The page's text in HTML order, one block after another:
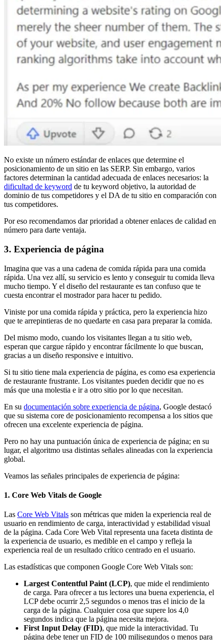
No existe un número estándar de enlaces que determine el
posicionamiento de un sitio en las SERP. Sin embargo, varios
factores determinan la cantidad adecuada de enlaces necesarios: la
dificultad de keyword de tu keyword objetivo, la autoridad de
dominio de tus competidores y el DA de tu sitio en comparación con
tus competidores.
Por eso recomendamos dar prioridad a obtener enlaces de calidad en
número para darte ventaja.
3. Experiencia de página
Imagina que vas a una cadena de comida rápida para una comida
rápida. Una vez allí, su servicio es lento y conseguir tu comida lleva
mucho tiempo. Y el diseño del restaurante es tan confuso que te
cuesta encontrar el mostrador para hacer tu pedido.
Viniste por una comida rápida y práctica, pero la experiencia hizo
que te arrepintieras de no quedarte en casa para preparar la comida.
Del mismo modo, cuando los visitantes llegan a tu sitio web,
esperan que cargue rápido y encontrar fácilmente lo que buscan,
gracias a un diseño responsive e intuitivo.
Si tu sitio tiene mala experiencia de página, es como esa experiencia
de restaurante frustrante. Los visitantes pueden decidir que no es
más que una molestia e ir a otro sitio por lo que necesitan.
En su documentación sobre experiencia de página, Google destacó
que su sistema core de posicionamiento recompensa a los sitios que
ofrecen una excelente experiencia de página.
Pero no hay una puntuación única de experiencia de página; en su
lugar, el algoritmo usa distintas señales alineadas con la experiencia
global.
Veamos las señales principales de experiencia de página:
1. Core Web Vitals de Google
Las Core Web Vitals son métricas que miden la experiencia real de
usuario en rendimiento de carga, interactividad y estabilidad visual
de la página. Cada Core Web Vital representa una faceta distinta de
la experiencia de usuario, es medible en el campo y refleja la
experiencia real de un resultado crítico centrado en el usuario.
Las estadísticas que componen Google Core Web Vitals son:
Largest Contentful Paint (LCP), que mide el rendimiento
de carga. Para ofrecer a tus lectores una buena experiencia, el
LCP debe ocurrir 2,5 segundos o menos tras el inicio de la
carga de la página. Cualquier cosa que supere los 4,0
segundos indica que la página necesita mejora.
First Input Delay (FID), que mide la interactividad. Tu
página debe tener un FID de 100 milisegundos o menos para